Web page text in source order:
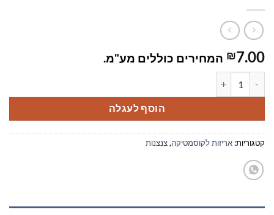
₪7.00 המחירים כוללים מע"מ.
הוסף לעגלה
קטגוריות: אריזות לקוסמטיקה,צנצנות